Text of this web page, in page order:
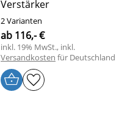
Verstärker
2 Varianten
ab 116,- €
inkl. 19% MwSt., inkl.
Versandkosten für Deutschland